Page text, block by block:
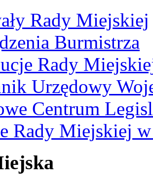
Rady Miejskiej
Burmistrza
Rady
Urzędowy
Centrum
Rady Miejskiej w